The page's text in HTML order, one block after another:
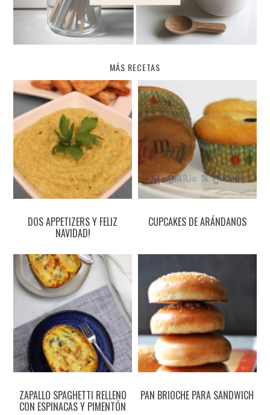
MÁS RECETAS
DOS APPETIZERS Y FELIZ
NAVIDAD!
CUPCAKES DE ARÁNDANOS
ZAPALLO SPAGHETTI RELLENO
CON ESPINACAS Y PIMENTÓN
PAN BRIOCHE PARA SANDWICH